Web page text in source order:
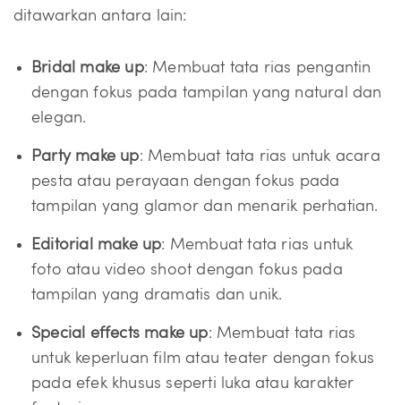
ditawarkan antara lain:
Bridal make up: Membuat tata rias pengantin
dengan fokus pada tampilan yang natural dan
elegan.
Party make up: Membuat tata rias untuk acara
pesta atau perayaan dengan fokus pada
tampilan yang glamor dan menarik perhatian.
Editorial make up: Membuat tata rias untuk
foto atau video shoot dengan fokus pada
tampilan yang dramatis dan unik.
Special effects make up: Membuat tata rias
untuk keperluan film atau teater dengan fokus
pada efek khusus seperti luka atau karakter